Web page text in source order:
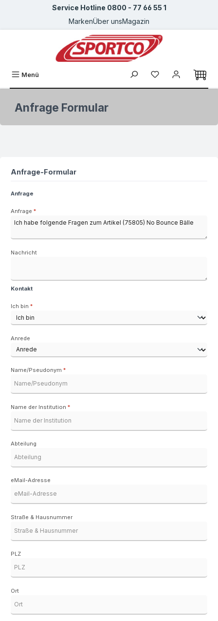
Zum Hauptinhalt springenService Hotline 0800 - 77 66 55 1
MarkenÜber unsMagazin
Menü Du hast 0
Anfrage Formular
Anfrage-Formular
Anfrage
Anfrage *
Nachricht
Kontakt
Ich bin *
Anrede
Name/Pseudonym *
Name der Institution *
Abteilung
eMail-Adresse
Straße & Hausnummer
PLZ
Ort